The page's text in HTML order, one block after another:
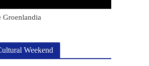
Groenlandia
Weekend